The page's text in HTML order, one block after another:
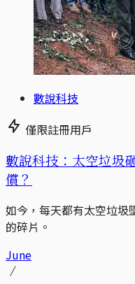
數說科技
僅限註冊用戶
數說科技：太空垃圾
償？
如今，每天都有太空垃圾
的碎片。
June